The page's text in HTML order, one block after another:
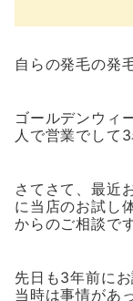
自らの発毛の発
ゴールデンウィ
人で営業でして
さてさて、最近
に当店のお試し
からのご相談です
先日も3年前に
当時は事情があ